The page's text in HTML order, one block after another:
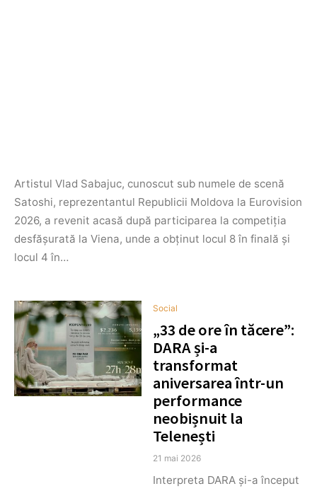
Artistul Vlad Sabajuc, cunoscut sub numele de scenă
Satoshi, reprezentantul Republicii Moldova la Eurovision
2026, a revenit acasă după participarea la competiția
desfășurată la Viena, unde a obținut locul 8 în finală și
locul 4 în…
Social
„33 de ore în tăcere”:
DARA și-a
transformat
aniversarea într-un
performance
neobișnuit la
Telenești
21 mai 2026
Interpreta DARA și-a început